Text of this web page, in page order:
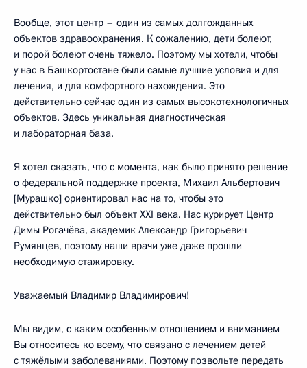
Вообще, этот центр – один из самых долгожданных
объектов здравоохранения. К сожалению, дети болеют,
и порой болеют очень тяжело. Поэтому мы хотели, чтобы
у нас в Башкортостане были самые лучшие условия и для
лечения, и для комфортного нахождения. Это
действительно сейчас один из самых высокотехнологичных
объектов. Здесь уникальная диагностическая
и лабораторная база.
Я хотел сказать, что с момента, как было принято решение
о федеральной поддержке проекта, Михаил Альбертович
[Мурашко] ориентировал нас на то, чтобы это
действительно был объект XXI века. Нас курирует Центр
Димы Рогачёва, академик Александр Григорьевич
Румянцев, поэтому наши врачи уже даже прошли
необходимую стажировку.
Уважаемый Владимир Владимирович!
Мы видим, с каким особенным отношением и вниманием
Вы относитесь ко всему, что связано с лечением детей
с тяжёлыми заболеваниями. Поэтому позвольте передать